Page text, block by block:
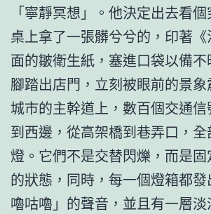
「寧靜冥想」。他決定出去看
桌上拿了一張髒兮兮的，印著
面的皺衛生紙，塞進口袋以備
腳踏出店門，立刻被眼前的景
城市的主幹道上，數百個交通
到西邊，從高架橋到巷弄口，
燈。它們不是交替閃爍，而是固
的狀態，同時，每一個燈箱都
嚕咕嚕」的聲音，並且有一層